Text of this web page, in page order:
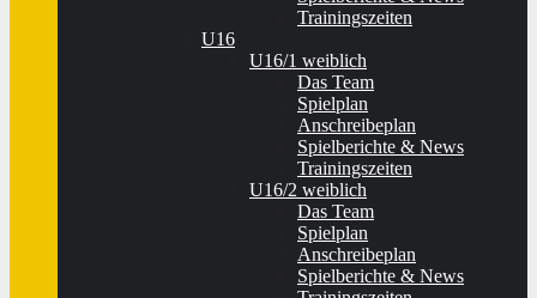
Trainingszeiten
U16
U16/1 weiblich
Das Team
Spielplan
Anschreibeplan
Spielberichte & News
Trainingszeiten
U16/2 weiblich
Das Team
Spielplan
Anschreibeplan
Spielberichte & News